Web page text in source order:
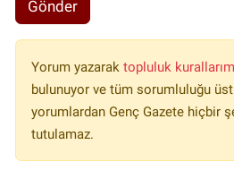
Gönder
Yorum yazarak topluluk
bulunuyor ve tüm sorumluluğu
yorumlardan Genç Gazete hiçbir
tutulamaz.